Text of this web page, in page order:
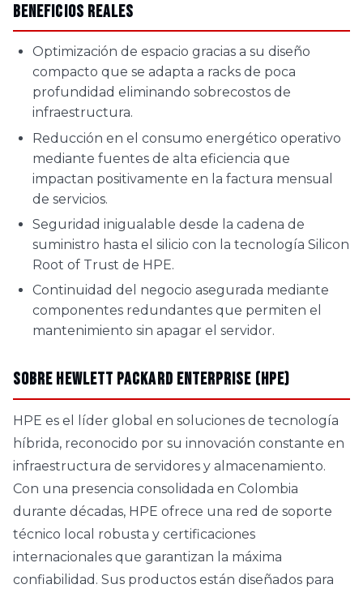
Beneficios Reales
Optimización de espacio gracias a su diseño
compacto que se adapta a racks de poca
profundidad eliminando sobrecostos de
infraestructura.
Reducción en el consumo energético operativo
mediante fuentes de alta eficiencia que
impactan positivamente en la factura mensual
de servicios.
Seguridad inigualable desde la cadena de
suministro hasta el silicio con la tecnología Silicon
Root of Trust de HPE.
Continuidad del negocio asegurada mediante
componentes redundantes que permiten el
mantenimiento sin apagar el servidor.
Sobre Hewlett Packard Enterprise (HPE)
HPE es el líder global en soluciones de tecnología
híbrida, reconocido por su innovación constante en
infraestructura de servidores y almacenamiento.
Con una presencia consolidada en Colombia
durante décadas, HPE ofrece una red de soporte
técnico local robusta y certificaciones
internacionales que garantizan la máxima
confiabilidad. Sus productos están diseñados para